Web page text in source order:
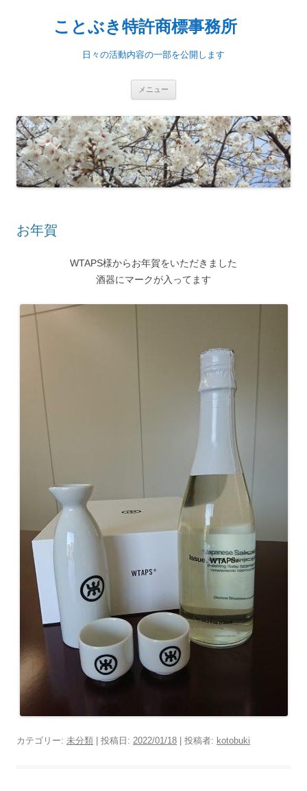
ことぶき特許商標事務所
日々の活動内容の一部を公開します
メニュー
お年賀
WTAPS様からお年賀をいただきました
酒器にマークが入ってます
カテゴリー: 未分類 | 投稿日: 2022/01/18 投稿者: kotobuki